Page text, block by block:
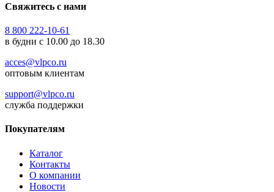
Свяжитесь с нами
8 800 222-10-61
в будни с 10.00 до 18.30
acces@vlpco.ru
оптовым клиентам
support@vlpco.ru
служба поддержки
Покупателям
Каталог
Контакты
О компании
Новости